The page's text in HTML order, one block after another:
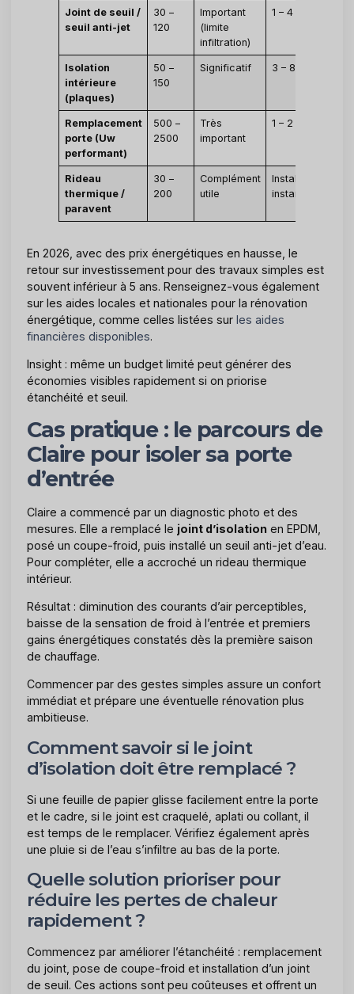
Joint de seuil /
seuil anti-jet
30 –
120
Important
(limite
infiltration)
1 – 4 h
Isolation
intérieure
(plaques)
50 –
150
Significatif 3 – 8 h
Remplacement
porte (Uw
performant)
500 –
2500
Très
important
1 – 2 jours
Rideau
thermique /
paravent
30 –
200
Complément
utile
Installation
instantanée
En 2026, avec des prix énergétiques en hausse, le
retour sur investissement pour des travaux simples est
souvent inférieur à 5 ans. Renseignez-vous également
sur les aides locales et nationales pour la rénovation
énergétique, comme celles listées surles aides
financières disponibles.
Insight : même un budget limité peut générer des
économies visibles rapidement si on priorise
étanchéité et seuil.
Cas pratique : le parcours de
Claire pour isoler sa porte
d’entrée
Claire a commencé par un diagnostic photo et des
mesures. Elle a remplacé le joint d’isolation en EPDM,
posé un coupe-froid, puis installé un seuil anti-jet d’eau.
Pour compléter, elle a accroché un rideau thermique
intérieur.
Résultat : diminution des courants d’air perceptibles,
baisse de la sensation de froid à l’entrée et premiers
gains énergétiques constatés dès la première saison
de chauffage.
Commencer par des gestes simples assure un confort
immédiat et prépare une éventuelle rénovation plus
ambitieuse.
Comment savoir si le joint
d’isolation doit être remplacé ?
Si une feuille de papier glisse facilement entre la porte
et le cadre, si le joint est craquelé, aplati ou collant, il
est temps de le remplacer. Vérifiez également après
une pluie si de l’eau s’infiltre au bas de la porte.
Quelle solution prioriser pour
réduire les pertes de chaleur
rapidement ?
Commencez par améliorer l’étanchéité : remplacement
du joint, pose de coupe-froid et installation d’un joint
de seuil. Ces actions sont peu coûteuses et offrent un